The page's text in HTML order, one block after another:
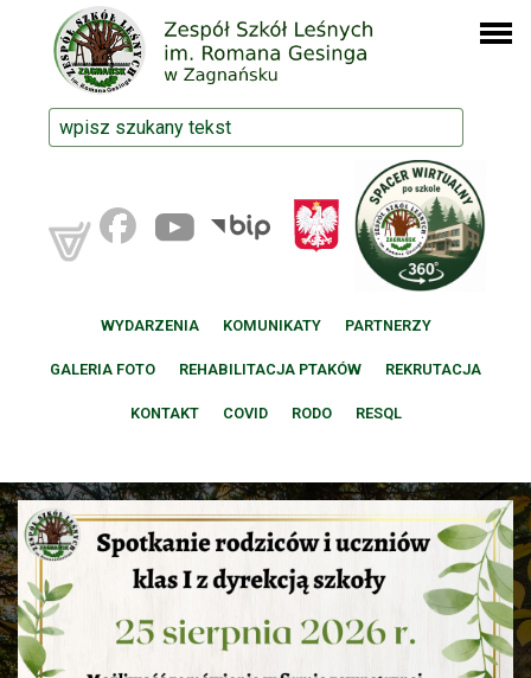
WYDARZENIA KOMUNIKATY PARTNERZY
GALERIA FOTO REHABILITACJA PTAKÓW REKRUTACJA
KONTAKT COVID RODO RESQL